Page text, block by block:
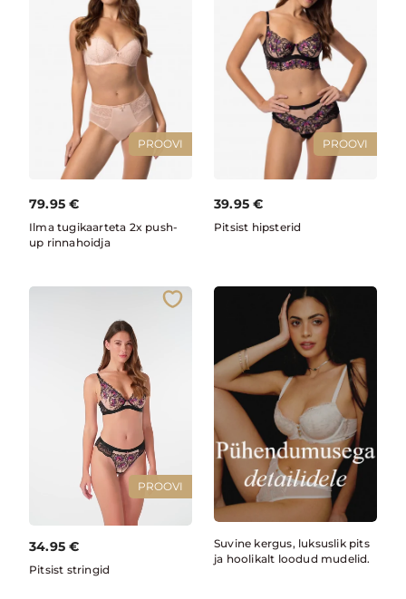
PROOVI
79.95 €
Ilma tugikaarteta 2x push-
up rinnahoidja
PROOVI
39.95 €
Pitsist hipsterid
PROOVI
34.95 €
Pitsist stringid
Suvine kergus, luksuslik pits
ja hoolikalt loodud mudelid.